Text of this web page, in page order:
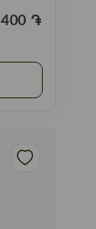
400 ֏